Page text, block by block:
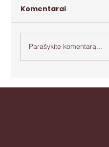
Apie agresiją
Komentarai
Parašykite komentarą...